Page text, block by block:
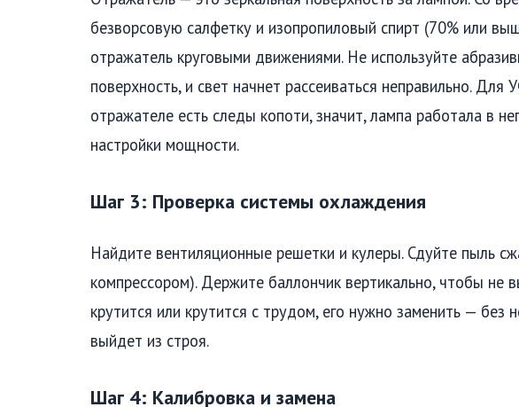
безворсовую салфетку и изопропиловый спирт (70% или
отражатель круговыми движениями. Не используйте
поверхность, и свет начнет рассеиваться неправильно.
отражателе есть следы копоти, значит, лампа работала в
настройки мощности.
Шаг 3: Проверка системы охлаждения
Найдите вентиляционные решетки и кулеры. Сдуйте пыль
компрессором). Держите баллончик вертикально, чтобы не
крутится или крутится с трудом, его нужно заменить —
выйдет из строя.
Шаг 4: Калибровка и замена